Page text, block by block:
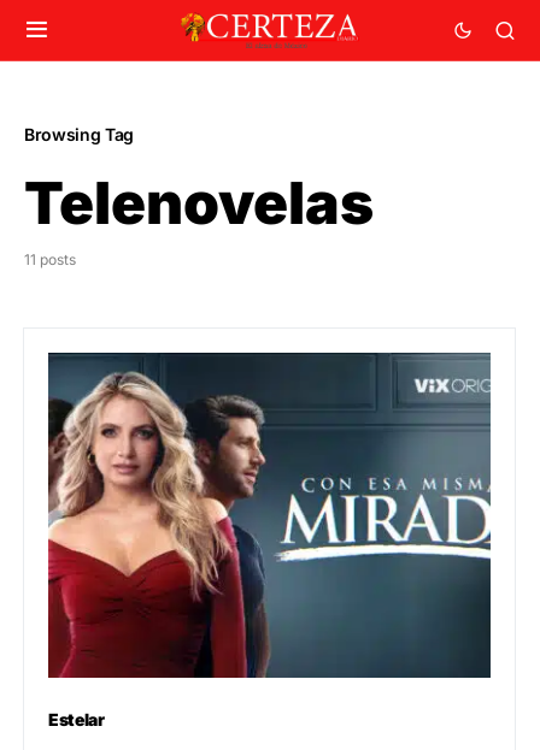
Browsing Tag
Telenovelas
11 posts
Estelar